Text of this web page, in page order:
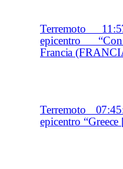
Terremoto
epicentro
Francia
Terremoto
epicentro